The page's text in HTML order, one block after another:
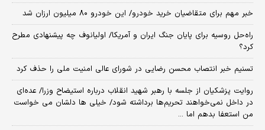
خبر مهم برای متقاضیان خرید خودرو/ این خودرو ۸۰ میلیون ارزان شد
راه‌حل روسیه برای پایان جنگ ایران و آمریکا/ اولیانوف چه پیشنهادی مطرح
کرد؟
تسنیم خبر انتصاب محسن رضایی در شورای عالی امنیت ملی را حذف کرد
روایت پزشکیان از جلسه با رهبر شهید انقلاب درباره استیضاح وزرا/ عده‌ای
در داخل نمی‌خواهند تحریم‌ها برداشته شود/ خیلی ها دلشان می خواست
من استعفا بدهم اما ...